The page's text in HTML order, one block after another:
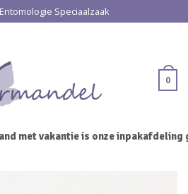
Speciaalzaak
0
met vakantie is onze inpakafdeling